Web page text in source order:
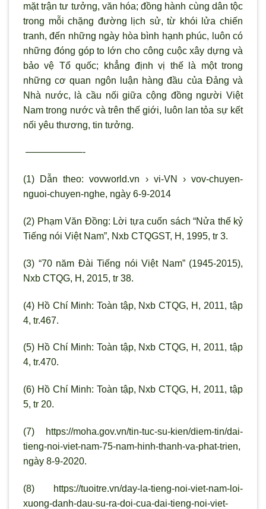
mặt trận tư tưởng, văn hóa; đồng hành cùng dân tộc
trong mỗi chặng đường lịch sử, từ khói lửa chiến
tranh, đến những ngày hòa bình hạnh phúc, luôn có
những đóng góp to lớn cho công cuộc xây dựng và
bảo vệ Tổ quốc; khẳng định vị thế là một trong
những cơ quan ngôn luận hàng đầu của Đảng và
Nhà nước, là cầu nối giữa cộng đồng người Việt
Nam trong nước và trên thế giới, luôn lan tỏa sự kết
nối yêu thương, tin tưởng.
——————-
(1) Dẫn theo: vovworld.vn › vi-VN › vov-chuyen-
nguoi-chuyen-nghe, ngày 6-9-2014
(2) Phạm Văn Đồng: Lời tựa cuốn sách “Nửa thế kỷ
Tiếng nói Việt Nam”, Nxb CTQGST, H, 1995, tr 3.
(3) “70 năm Đài Tiếng nói Việt Nam” (1945-2015),
Nxb CTQG, H, 2015, tr 38.
(4) Hồ Chí Minh: Toàn tập, Nxb CTQG, H, 2011, tập
4, tr.467.
(5) Hồ Chí Minh: Toàn tập, Nxb CTQG, H, 2011, tập
4, tr.470.
(6) Hồ Chí Minh: Toàn tập, Nxb CTQG, H, 2011, tập
5, tr 20.
(7) https://moha.gov.vn/tin-tuc-su-kien/diem-tin/dai-
tieng-noi-viet-nam-75-nam-hinh-thanh-va-phat-trien,
ngày 8-9-2020.
(8) https://tuoitre.vn/day-la-tieng-noi-viet-nam-loi-
xuong-danh-dau-su-ra-doi-cua-dai-tieng-noi-viet-